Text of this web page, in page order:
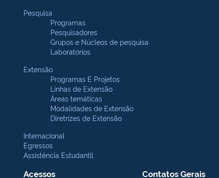
Pesquisa
Programas
Pesquisadores
Grupos e Núcleos de pesquisa
Laboratórios
Extensão
Programas E Projetos
Linhas de Extensão
Áreas temáticas
Modalidades de Extensão
Diretrizes de Extensão
Internacional
Egressos
Assistência Estudantil
Acessos Contatos Gerais